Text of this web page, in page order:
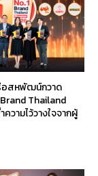
อสหพัฒน์กวาด
Brand Thailand
วามไว้วางใจจากผู้